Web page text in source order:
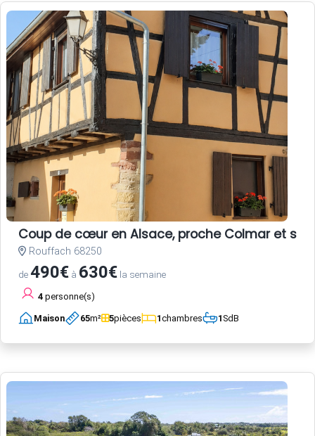
Coup de cœur en Alsace, proche Colmar et
Rouffach 68250
de490€ à 630€ la semaine
4 personne(s)
Maison 65m² 5pièces 1chambres 1SdB